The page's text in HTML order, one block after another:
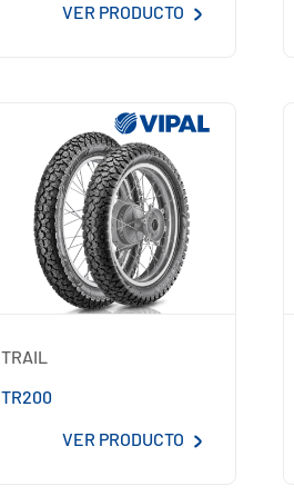
VER PRODUCTO
TRAIL
TR200
VER PRODUCTO